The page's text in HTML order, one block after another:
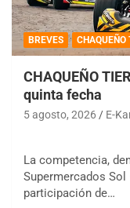
BREVES CHAQUEÑO
CHAQUEÑO
quinta fecha
5 agosto, 2026 E-
La competencia,
Supermercados
participación de…